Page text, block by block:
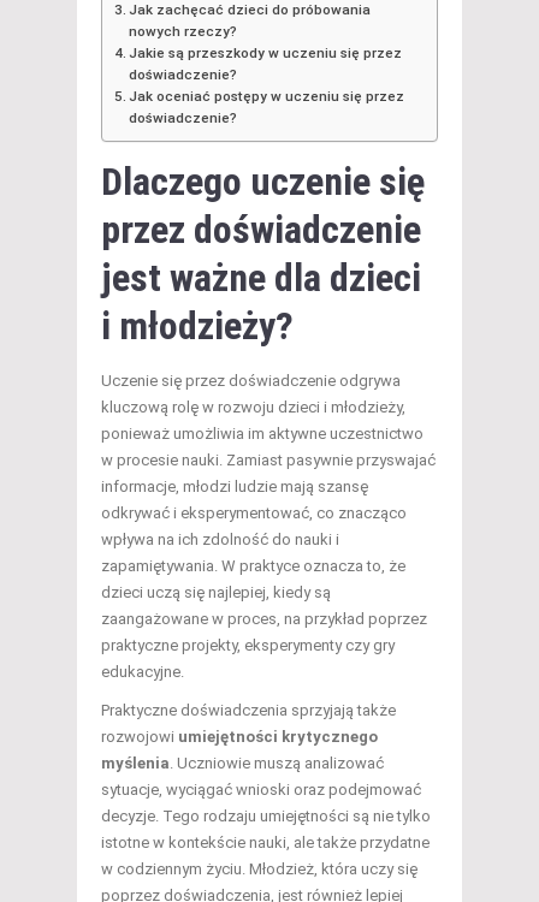
Jak zachęcać dzieci do próbowania
nowych rzeczy?
Jakie są przeszkody w uczeniu się przez
doświadczenie?
Jak oceniać postępy w uczeniu się przez
doświadczenie?
Dlaczego uczenie się
przez doświadczenie
jest ważne dla dzieci
i młodzieży?
Uczenie się przez doświadczenie odgrywa
kluczową rolę w rozwoju dzieci i młodzieży,
ponieważ umożliwia im aktywne uczestnictwo
w procesie nauki. Zamiast pasywnie przyswajać
informacje, młodzi ludzie mają szansę
odkrywać i eksperymentować, co znacząco
wpływa na ich zdolność do nauki i
zapamiętywania. W praktyce oznacza to, że
dzieci uczą się najlepiej, kiedy są
zaangażowane w proces, na przykład poprzez
praktyczne projekty, eksperymenty czy gry
edukacyjne.
Praktyczne doświadczenia sprzyjają także
rozwojowi umiejętności krytycznego
myślenia. Uczniowie muszą analizować
sytuacje, wyciągać wnioski oraz podejmować
decyzje. Tego rodzaju umiejętności są nie tylko
istotne w kontekście nauki, ale także przydatne
w codziennym życiu. Młodzież, która uczy się
poprzez doświadczenia, jest również lepiej